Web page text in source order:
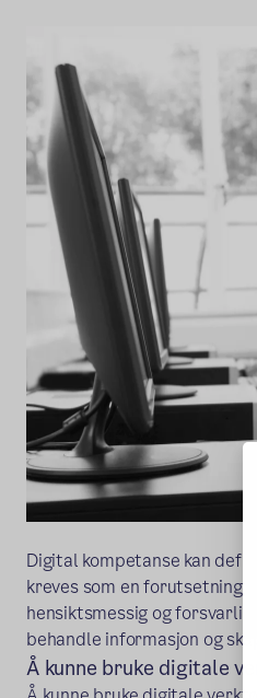
Digital kompetanse kan
kreves som en forutsetning
hensiktsmessig og
behandle informasjon og
Å kunne bruke digitale